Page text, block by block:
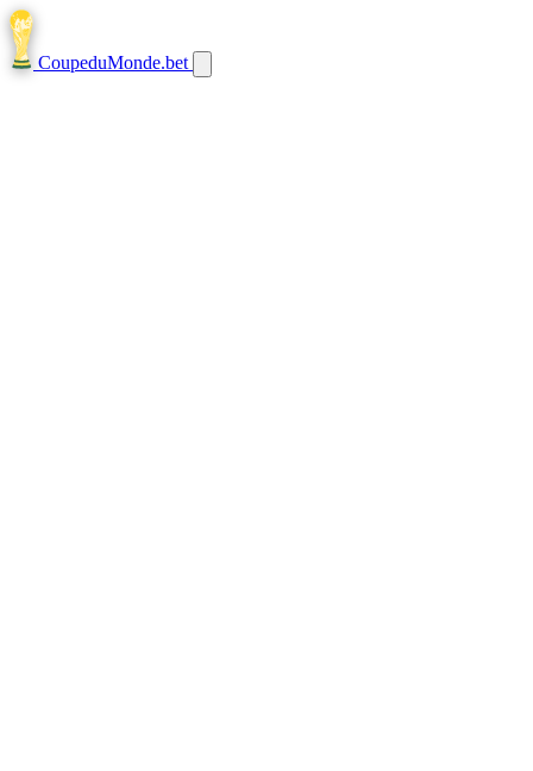
CoupeduMonde.bet